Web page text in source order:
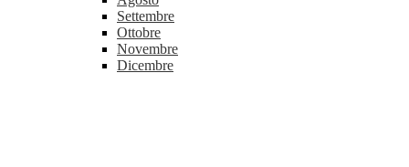
Settembre
Ottobre
Novembre
Dicembre